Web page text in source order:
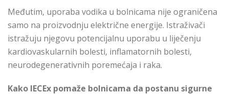
Međutim, uporaba vodika u bolnicama nije ograničena
samo na proizvodnju električne energije. Istraživači
istražuju njegovu potencijalnu uporabu u liječenju
kardiovaskularnih bolesti, inflamatornih bolesti,
neurodegenerativnih poremećaja i raka.
Kako IECEx pomaže bolnicama da postanu sigurne